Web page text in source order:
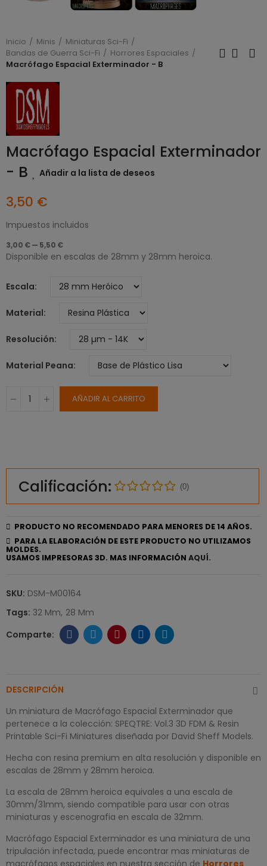
Inicio Minis
Miniaturas Sci-Fi
Bandas de Guerra Sci-Fi
Horrores Espaciales
Macrófago Espacial Exterminador - B
Macrófago Espacial Exterminador
- B
Añadir a la lista de deseos
3,50 €
Impuestos incluidos
3,00 € — 5,50 €
Disponible en escalas de 28mm y 28mm heroica.
Escala
Material
Resolución
Material Peana
AÑADIR AL CARRITO
Calificación: (0)
PRODUCTO NO RECOMENDADO PARA MENORES DE 14 AÑOS.
PARA LA ELABORACIÓN DE ESTE PRODUCTO NO UTILIZAMOS
MOLDES.
USAMOS IMPRESORAS 3D. MAS INFORMACIÓN AQUÍ.
SKU: DSM-M00164
Tags: 32 Mm 28 Mm
DESCRIPCIÓN
Un miniatura de Macrófago Espacial Exterminador que
pertenece a la colección: SPEQTRE: Vol.3 3D FDM & Resin
Printable Sci-Fi Miniatures diseñada por David Sheff Models.
Hecha con resina premium en alta resolución y disponible en
escalas de 28mm y 28mm heroica.
La escala de 28mm heroica equivales a una escala de
30mm/31mm, siendo compatible para usar con otras
miniaturas y escenografia en escala de 32mm.
Macrófago Espacial Exterminador es una miniatura de una
tripulación infectada, puede encontrar mas miniaturas de